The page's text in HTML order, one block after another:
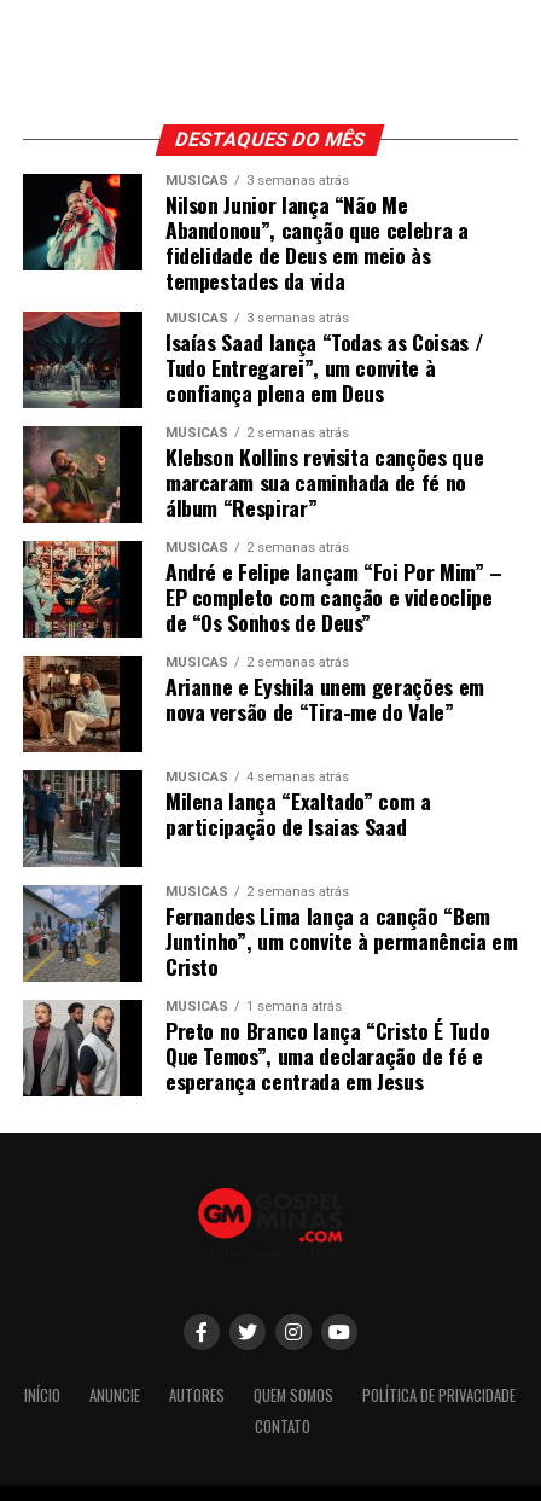
DESTAQUES DO MÊS
MÚSICAS 3 semanas atrás
Nilson Junior lança “Não Me
Abandonou”, canção que celebra a
fidelidade de Deus em meio às
tempestades da vida
MÚSICAS 3 semanas atrás
Isaías Saad lança “Todas as Coisas /
Tudo Entregarei”, um convite à
confiança plena em Deus
MÚSICAS 2 semanas atrás
Klebson Kollins revisita canções que
marcaram sua caminhada de fé no
álbum “Respirar”
MÚSICAS 2 semanas atrás
André e Felipe lançam “Foi Por Mim” –
EP completo com canção e videoclipe
de “Os Sonhos de Deus”
MÚSICAS 2 semanas atrás
Arianne e Eyshila unem gerações em
nova versão de “Tira-me do Vale”
MÚSICAS 4 semanas atrás
Milena lança “Exaltado” com a
participação de Isaias Saad
MÚSICAS 2 semanas atrás
Fernandes Lima lança a canção “Bem
Juntinho”, um convite à permanência em
Cristo
MÚSICAS 1 semana atrás
Preto no Branco lança “Cristo É Tudo
Que Temos”, uma declaração de fé e
esperança centrada em Jesus
INÍCIO ANUNCIE AUTORES QUEM SOMOS
POLÍTICA DE PRIVACIDADE
CONTATO